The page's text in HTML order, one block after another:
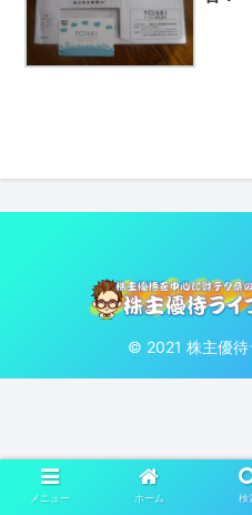
© 2021 株主優待
メニュー ホーム 検